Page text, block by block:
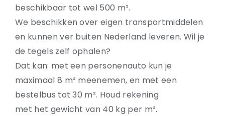
beschikbaar tot wel 500 m².
We beschikken over eigen transportmiddelen
en kunnen ver buiten Nederland leveren. Wil je
de tegels zelf ophalen?
Dat kan: met een personenauto kun je
maximaal 8 m² meenemen, en met een
bestelbus tot 30 m². Houd rekening
met het gewicht van 40 kg per m².